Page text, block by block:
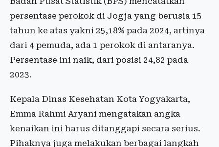
persentase perokok di Jogja yang berusia 15
tahun ke atas yakni 25,18% pada 2024, artinya
dari 4 pemuda, ada 1 perokok di antaranya.
Persentase ini naik, dari posisi 24,82 pada
2023.
Kepala Dinas Kesehatan Kota Yogyakarta,
Emma Rahmi Aryani mengatakan angka
kenaikan ini harus ditanggapi secara serius.
Pihaknya juga melakukan berbagai langkah